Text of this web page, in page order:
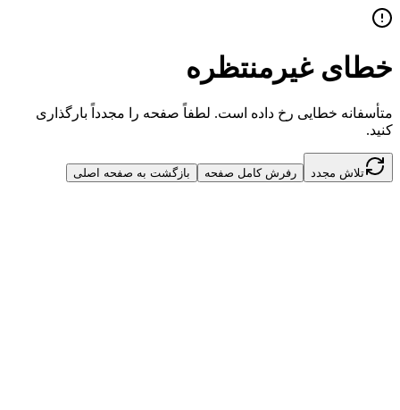
خطای غیرمنتظره
متأسفانه خطایی رخ داده است. لطفاً صفحه را مجدداً بارگذاری
کنید.
تلاش مجدد رفرش کامل صفحه بازگشت به صفحه اصلی